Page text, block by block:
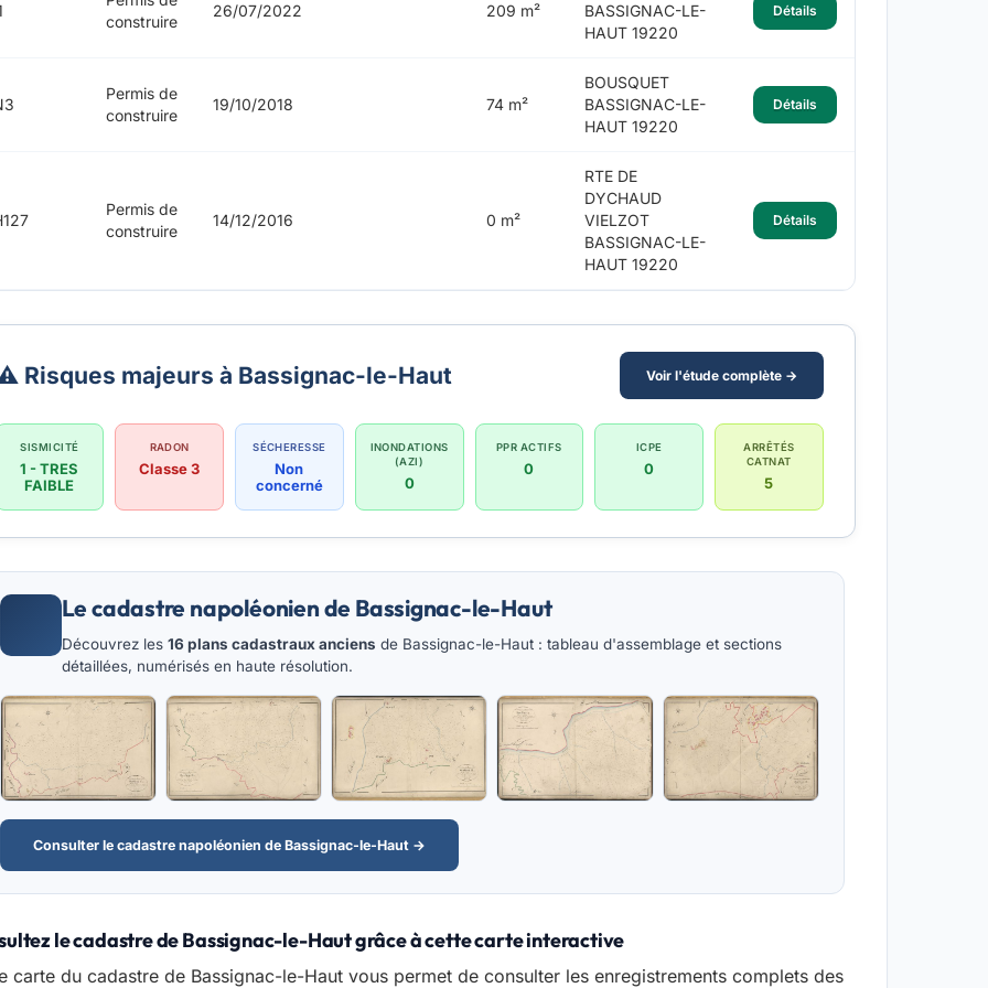
construire
26/07/2022 209 m²
BASSIGNAC-LE-
HAUT 19220
Détails
Permis de
construire
19/10/2018 74 m²
BOUSQUET
BASSIGNAC-LE-
HAUT 19220
Détails
Permis de
construire
14/12/2016 0 m²
RTE DE
DYCHAUD
VIELZOT
BASSIGNAC-LE-
HAUT 19220
Détails
Risques majeurs à Bassignac-le-Haut Voir l'étude complète →
SISMICITÉ
1 - TRES
FAIBLE
RADON
Classe 3
SÉCHERESSE
Non
concerné
INONDATIONS
(AZI)
0
PPR ACTIFS
0
ICPE
0
ARRÊTÉS
CATNAT
5
Le cadastre napoléonien de Bassignac-le-Haut
Découvrez les 16 plans cadastraux anciens de Bassignac-le-Haut : tableau d'assemblage et sections
détaillées, numérisés en haute résolution.
Consulter le cadastre napoléonien de Bassignac-le-Haut →
le cadastre de Bassignac-le-Haut grâce à cette carte interactive
carte du cadastre de Bassignac-le-Haut vous permet de consulter les enregistrements complets des